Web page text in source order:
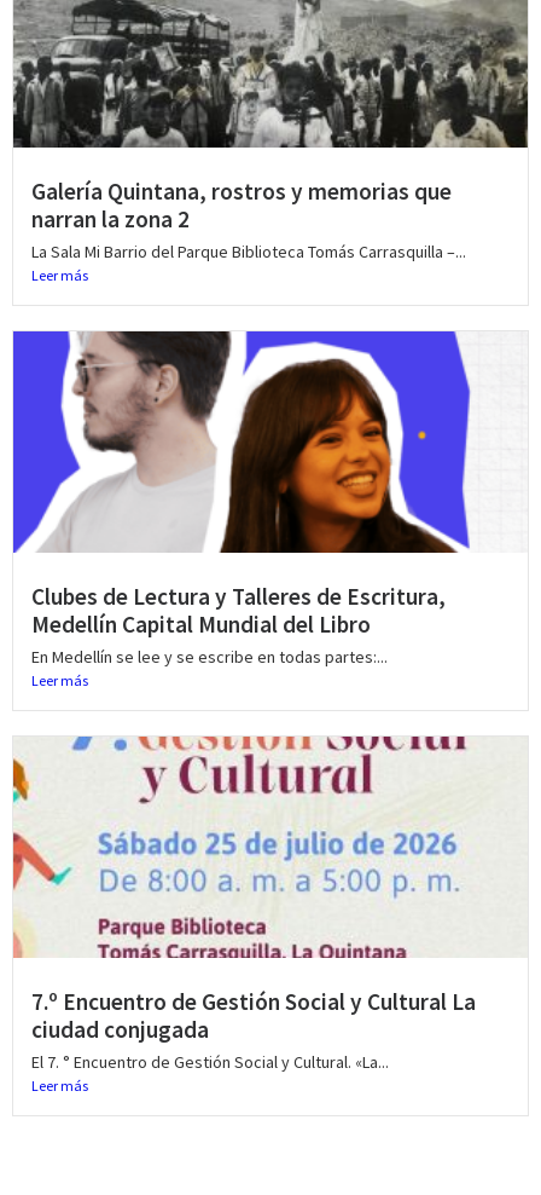
Galería Quintana, rostros y memorias que
narran la zona 2
La Sala Mi Barrio del Parque Biblioteca Tomás Carrasquilla –...
Leer más
Clubes de Lectura y Talleres de Escritura,
Medellín Capital Mundial del Libro
En Medellín se lee y se escribe en todas partes:...
Leer más
7.º Encuentro de Gestión Social y Cultural La
ciudad conjugada
El 7. ° Encuentro de Gestión Social y Cultural. «La...
Leer más